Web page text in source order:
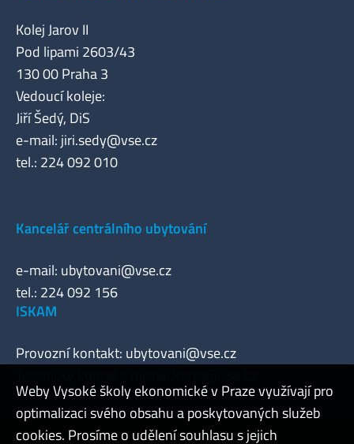
Kolej Jarov II
Pod lipami 2603/43
130 00 Praha 3
Vedoucí koleje:
Jiří Šedý, DiS
e-mail: jiri.sedy@vse.cz
tel.: 224 092 010
Kancelář centrálního ubytování
e-mail: ubytovani@vse.cz
tel.: 224 092 156
ISKAM
Provozní kontakt: ubytovani@vse.cz
Weby Vysoké školy ekonomické v Praze využívají pro
optimalizaci svého obsahu a poskytovaných služeb
cookies. Prosíme o udělení souhlasu s jejich